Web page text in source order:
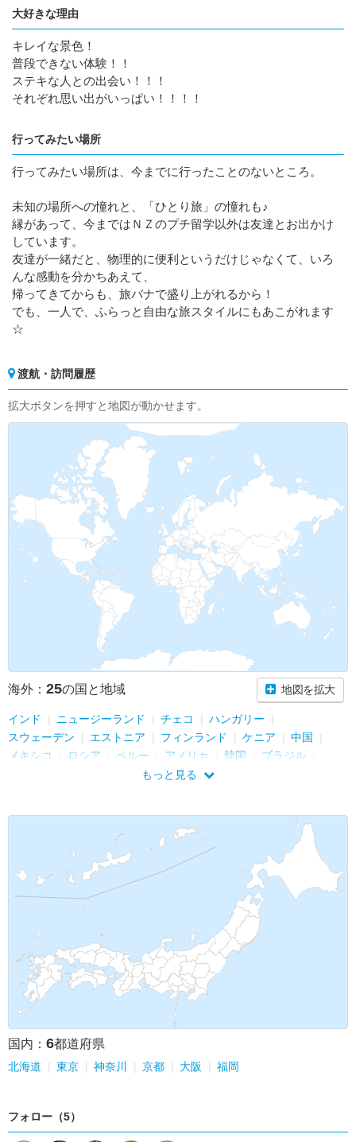
大好きな理由
キレイな景色！
普段できない体験！！
ステキな人との出会い！！！
それぞれ思い出がいっぱい！！！！
行ってみたい場所
行ってみたい場所は、今までに行ったことのないところ。
未知の場所への憧れと、「ひとり旅」の憧れも♪
縁があって、今まではＮＺのプチ留学以外は友達とお出かけ
しています。
友達が一緒だと、物理的に便利というだけじゃなくて、いろ
んな感動を分かちあえて、
帰ってきてからも、旅バナで盛り上がれるから！
でも、一人で、ふらっと自由な旅スタイルにもあこがれます
☆
渡航・訪問履歴
拡大ボタンを押すと地図が動かせます。
海外： 25の国と地域 地図を拡大
インド ニュージーランド チェコ
ハンガリー
スウェーデン
エストニア フィンランド ケニア
中国
メキシコ
ロシア ペルー アメリカ 韓国
ブラジル
南アフリカ共和国 香港 ジンバブエ
もっと見る
国内： 6都道府県
北海道 東京 神奈川 京都 大阪 福岡
フォロー（5）